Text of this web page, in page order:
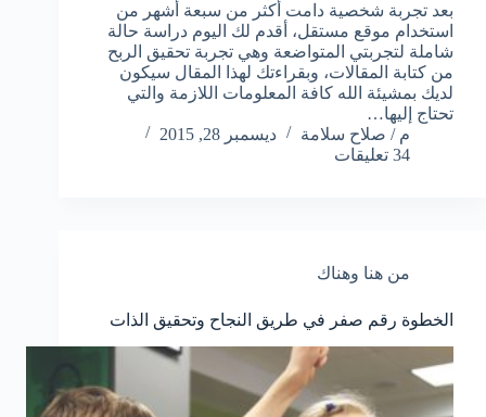
بعد تجربة شخصية دامت أكثر من سبعة أشهر من
استخدام موقع مستقل، أقدم لك اليوم دراسة حالة
شاملة لتجربتي المتواضعة وهي تجربة تحقيق الربح
من كتابة المقالات، وبقراءتك لهذا المقال سيكون
لديك بمشيئة الله كافة المعلومات اللازمة والتي
تحتاج إليها…
م / صلاح سلامة
ديسمبر 28, 2015
34 تعليقات
من هنا وهناك
الخطوة رقم صفر في طريق النجاح وتحقيق الذات